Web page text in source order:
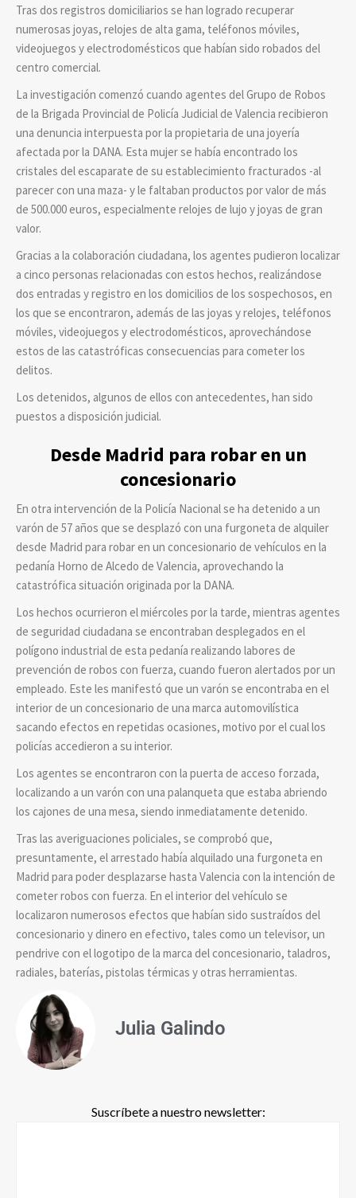
Tras dos registros domiciliarios se han logrado recuperar
numerosas joyas, relojes de alta gama, teléfonos móviles,
videojuegos y electrodomésticos que habían sido robados del
centro comercial.
La investigación comenzó cuando agentes del Grupo de Robos
de la Brigada Provincial de Policía Judicial de Valencia recibieron
una denuncia interpuesta por la propietaria de una joyería
afectada por la DANA. Esta mujer se había encontrado los
cristales del escaparate de su establecimiento fracturados -al
parecer con una maza- y le faltaban productos por valor de más
de 500.000 euros, especialmente relojes de lujo y joyas de gran
valor.
Gracias a la colaboración ciudadana, los agentes pudieron localizar
a cinco personas relacionadas con estos hechos, realizándose
dos entradas y registro en los domicilios de los sospechosos, en
los que se encontraron, además de las joyas y relojes, teléfonos
móviles, videojuegos y electrodomésticos, aprovechándose
estos de las catastróficas consecuencias para cometer los
delitos.
Los detenidos, algunos de ellos con antecedentes, han sido
puestos a disposición judicial.
Desde Madrid para robar en un
concesionario
En otra intervención de la Policía Nacional se ha detenido a un
varón de 57 años que se desplazó con una furgoneta de alquiler
desde Madrid para robar en un concesionario de vehículos en la
pedanía Horno de Alcedo de Valencia, aprovechando la
catastrófica situación originada por la DANA.
Los hechos ocurrieron el miércoles por la tarde, mientras agentes
de seguridad ciudadana se encontraban desplegados en el
polígono industrial de esta pedanía realizando labores de
prevención de robos con fuerza, cuando fueron alertados por un
empleado. Este les manifestó que un varón se encontraba en el
interior de un concesionario de una marca automovilística
sacando efectos en repetidas ocasiones, motivo por el cual los
policías accedieron a su interior.
Los agentes se encontraron con la puerta de acceso forzada,
localizando a un varón con una palanqueta que estaba abriendo
los cajones de una mesa, siendo inmediatamente detenido.
Tras las averiguaciones policiales, se comprobó que,
presuntamente, el arrestado había alquilado una furgoneta en
Madrid para poder desplazarse hasta Valencia con la intención de
cometer robos con fuerza. En el interior del vehículo se
localizaron numerosos efectos que habían sido sustraídos del
concesionario y dinero en efectivo, tales como un televisor, un
pendrive con el logotipo de la marca del concesionario, taladros,
radiales, baterías, pistolas térmicas y otras herramientas.
Julia Galindo
Suscríbete a nuestro newsletter: